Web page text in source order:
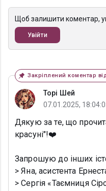
Щоб залишити коментар,
Увійти
Закріплений коментар
Торі Шей
07.01.2025,
Дякую за те, що
красуні"!❤️
Запрошую до інших
> Яна, асистента
> Сергія «Таємниця